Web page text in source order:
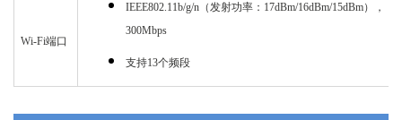
Wi-Fi端口
IEEE802.11b/g/n（发射功率：17dBm/16dBm/15dBm），
300Mbps
支持13个频段